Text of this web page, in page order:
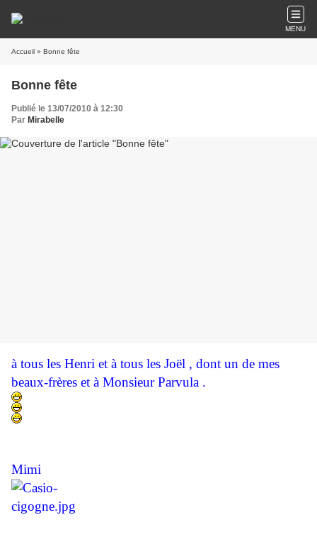
MENU
Accueil » Bonne fête
Bonne fête
Publié le 13/07/2010 à 12:30
Par Mirabelle
à tous les Henri et à tous les Joël , dont un de mes
beaux-frères et à Monsieur Parvula .
Mimi